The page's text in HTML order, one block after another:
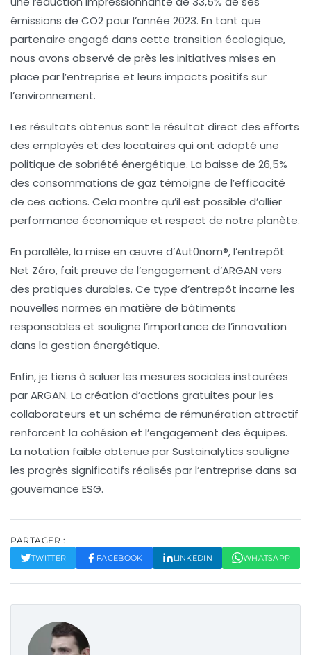
émissions de CO2pour l’année 2023. En tant que
partenaire engagé dans cette transition écologique,
nous avons observé de près les initiatives mises en
place par l’entreprise et leurs impacts positifs sur
l’environnement.
Les résultats obtenus sont le résultat direct des efforts
des employés et des locataires qui ont adopté une
politique de sobriété énergétique. La baisse de 26,5%
des consommations de gaz témoigne de l’efficacité
de ces actions. Cela montre qu’il est possible d’allier
performance économique et respect de notre planète.
En parallèle, la mise en œuvre d’Aut0nom®, l’entrepôt
Net Zéro, fait preuve de l’engagement d’ARGAN vers
des pratiques durables. Ce type d’entrepôt incarne les
nouvelles normes en matière de bâtiments
responsables et souligne l’importance de l’innovation
dans la gestion énergétique.
Enfin, je tiens à saluer les mesures sociales instaurées
par ARGAN. La création d’actions gratuites pour les
collaborateurs et un schéma de rémunération attractif
renforcent la cohésion et l’engagement des équipes.
La notation faible obtenue par Sustainalytics souligne
les progrès significatifs réalisés par l’entreprise dans sa
gouvernance ESG.
PARTAGER :
TWITTER FACEBOOK LINKEDIN WHATSAPP